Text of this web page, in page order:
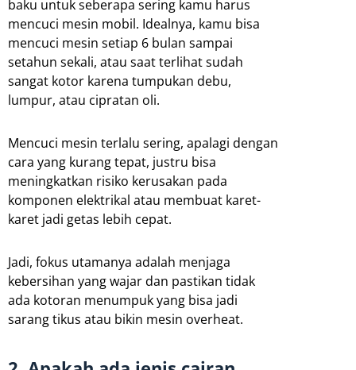
baku untuk seberapa sering kamu harus
mencuci mesin mobil. Idealnya, kamu bisa
mencuci mesin setiap 6 bulan sampai
setahun sekali, atau saat terlihat sudah
sangat kotor karena tumpukan debu,
lumpur, atau cipratan oli.
Mencuci mesin terlalu sering, apalagi dengan
cara yang kurang tepat, justru bisa
meningkatkan risiko kerusakan pada
komponen elektrikal atau membuat karet-
karet jadi getas lebih cepat.
Jadi, fokus utamanya adalah menjaga
kebersihan yang wajar dan pastikan tidak
ada kotoran menumpuk yang bisa jadi
sarang tikus atau bikin mesin overheat.